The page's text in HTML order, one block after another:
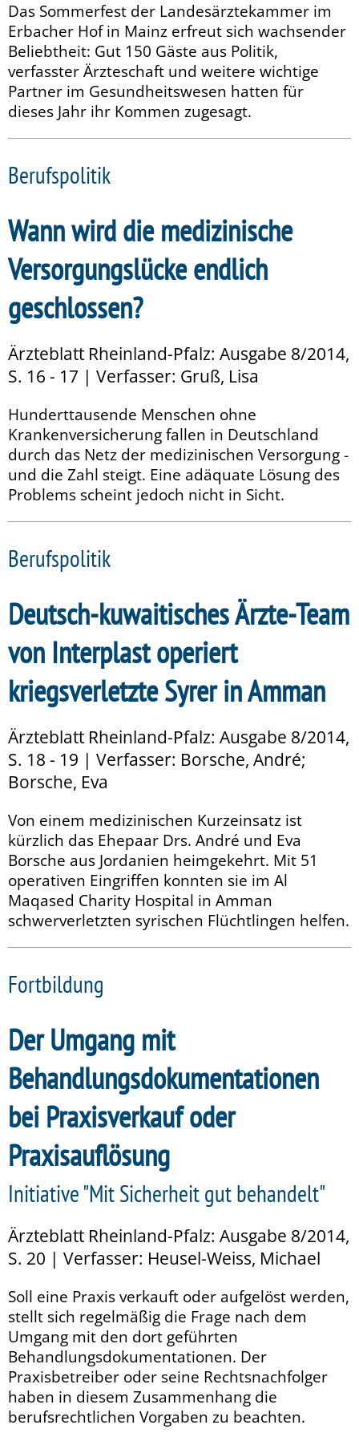
Das Sommerfest der Landesärztekammer im
Erbacher Hof in Mainz erfreut sich wachsender
Beliebtheit: Gut 150 Gäste aus Politik,
verfasster Ärzteschaft und weitere wichtige
Partner im Gesundheitswesen hatten für
dieses Jahr ihr Kommen zugesagt.
Berufspolitik
Wann wird die medizinische
Versorgungslücke endlich
geschlossen?
Ärzteblatt Rheinland-Pfalz: Ausgabe 8/2014,
S. 16 - 17 | Verfasser: Gruß, Lisa
Hunderttausende Menschen ohne
Krankenversicherung fallen in Deutschland
durch das Netz der medizinischen Versorgung -
und die Zahl steigt. Eine adäquate Lösung des
Problems scheint jedoch nicht in Sicht.
Berufspolitik
Deutsch-kuwaitisches Ärzte-Team
von Interplast operiert
kriegsverletzte Syrer in Amman
Ärzteblatt Rheinland-Pfalz: Ausgabe 8/2014,
S. 18 - 19 | Verfasser: Borsche, André;
Borsche, Eva
Von einem medizinischen Kurzeinsatz ist
kürzlich das Ehepaar Drs. André und Eva
Borsche aus Jordanien heimgekehrt. Mit 51
operativen Eingriffen konnten sie im Al
Maqased Charity Hospital in Amman
schwerverletzten syrischen Flüchtlingen helfen.
Fortbildung
Der Umgang mit
Behandlungsdokumentationen
bei Praxisverkauf oder
Praxisauflösung
Initiative "Mit Sicherheit gut behandelt"
Ärzteblatt Rheinland-Pfalz: Ausgabe 8/2014,
S. 20 | Verfasser: Heusel-Weiss, Michael
Soll eine Praxis verkauft oder aufgelöst werden,
stellt sich regelmäßig die Frage nach dem
Umgang mit den dort geführten
Behandlungsdokumentationen. Der
Praxisbetreiber oder seine Rechtsnachfolger
haben in diesem Zusammenhang die
berufsrechtlichen Vorgaben zu beachten.